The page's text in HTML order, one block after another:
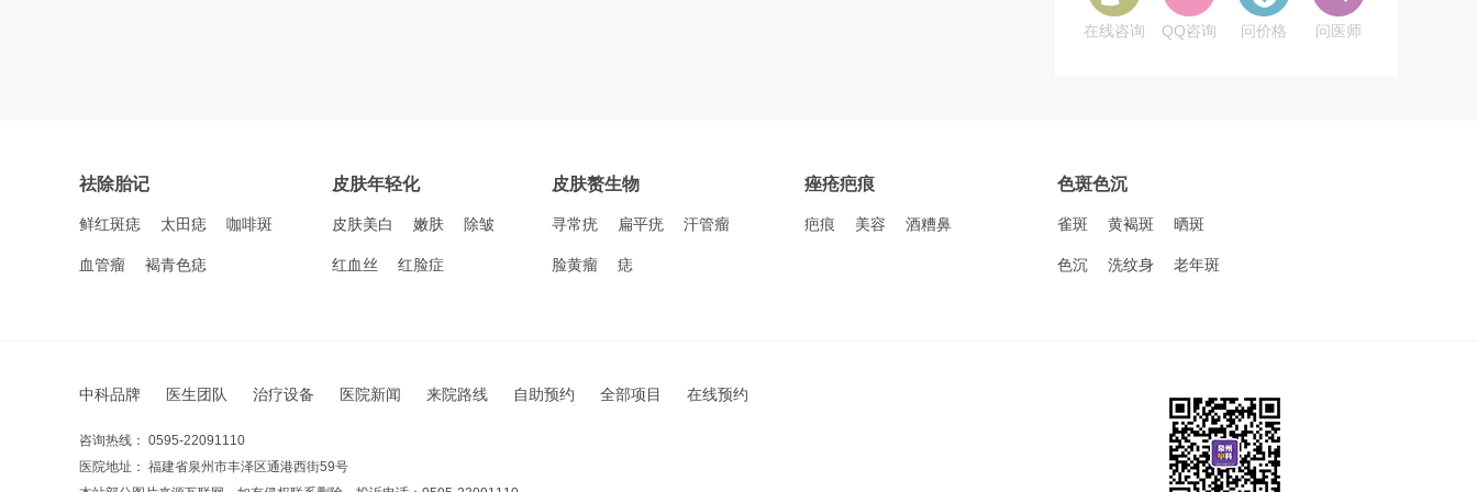
在线咨询 QQ咨询 问价格 问医师
祛除胎记
鲜红斑痣 太田痣 咖啡斑
血管瘤 褐青色痣
皮肤年轻化
皮肤美白 嫩肤 除皱
红血丝 红脸症
皮肤赘生物
寻常疣 扁平疣 汗管瘤
脸黄瘤 痣
痤疮疤痕
疤痕 美容 酒糟鼻
色斑色沉
雀斑 黄褐斑 晒斑
色沉 洗纹身 老年斑
中科品牌 医生团队 治疗设备 医院新闻 来院路线 自助预约 全部项目 在线预约
咨询热线： 0595-22091110
医院地址： 福建省泉州市丰泽区通港西街59号